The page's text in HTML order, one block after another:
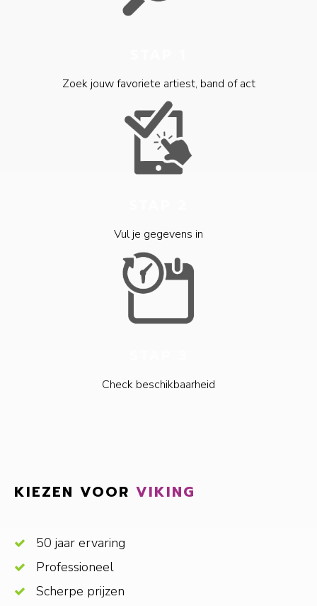
Zoek jouw favoriete artiest, band of act
Vul je gegevens in
Check beschikbaarheid
KIEZEN VOOR VIKING
50 jaar ervaring
Professioneel
Scherpe prijzen